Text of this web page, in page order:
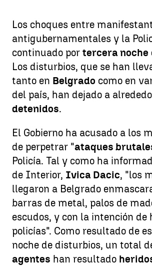
Los choques entre
antigubernamentales y la
continuado por tercera noche
Los disturbios, que se han
tanto en Belgrado como en
del país, han dejado a
detenidos.
El Gobierno ha acusado a los
de perpetrar "ataques
Policía. Tal y como ha
de Interior, Ivica Dacic, "los
llegaron a Belgrado
barras de metal, palos de
escudos, y con la intención de
policías". Como resultado de
noche de disturbios, un total
agentes han resultado